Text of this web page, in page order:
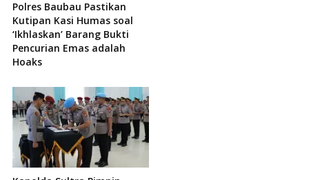
Polres Baubau Pastikan
Kutipan Kasi Humas soal
‘Ikhlaskan’ Barang Bukti
Pencurian Emas adalah
Hoaks